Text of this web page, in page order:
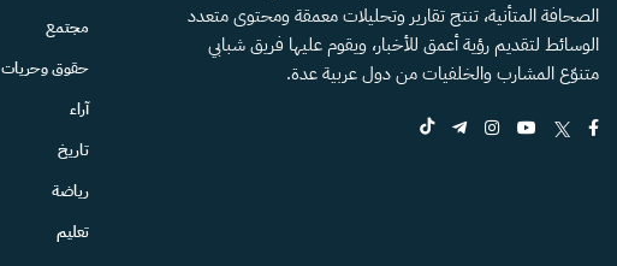
الصحافة المتأنية، تنتج تقارير وتحليلات معمقة ومحتوى متعدد
الوسائط لتقديم رؤية أعمق للأخبار، ويقوم عليها فريق شبابي
متنوّع المشارب والخلفيات من دول عربية عدة.
مجتمع
حقوق وحريات
آراء
تاريخ
رياضة
تعليم